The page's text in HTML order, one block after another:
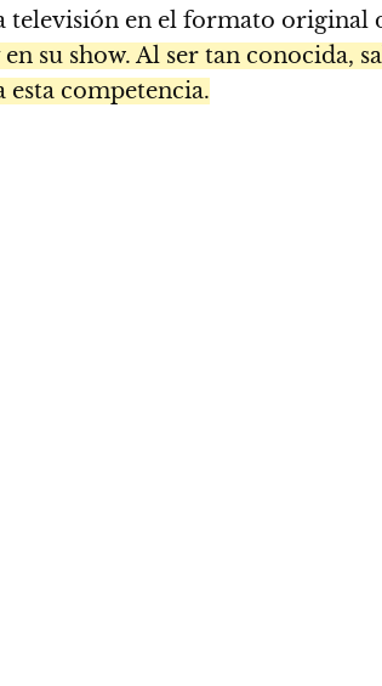
televisión en el formato original
en su show. Al ser tan conocida,
esta competencia.